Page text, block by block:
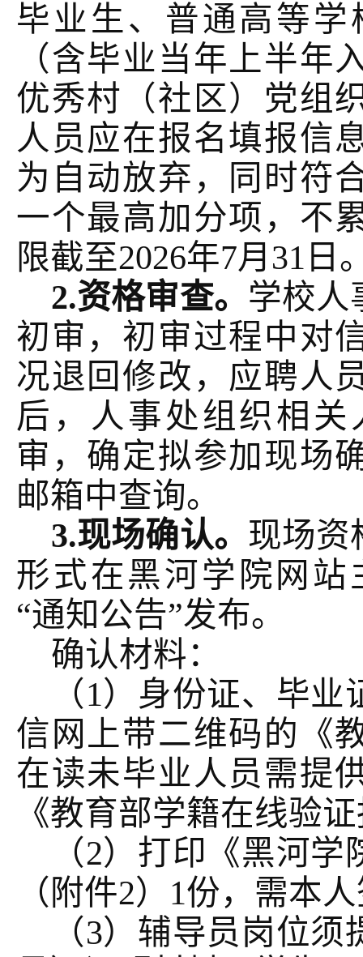
毕业生、普通高等
（含毕业当年上半年
优秀村（社区）党组
人员应在报名填报信
为自动放弃，同时符
一个最高加分项，不
限截至2026年7月31日
2.资格审查。 学校人
初审，初审过程中对
况退回修改，应聘人
后，人事处组织相
审，确定拟参加现场
邮箱中查询。
3.现场确认。 现场资
形式在黑河学院网站
“通知公告”发布。
确认材料：
（1）身份证、毕业
信网上带二维码的《
在读未毕业人员需提
《教育部学籍在线验
（2）打印《黑河学
（附件2）1份，需本
（3）辅导员岗位须